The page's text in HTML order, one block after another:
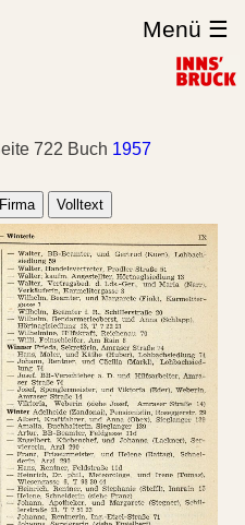
Menü ☰
722 Buch 1957
Firma Volltext